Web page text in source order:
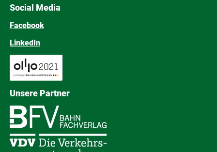
Social Media
Facebook
LinkedIn
Unsere Partner